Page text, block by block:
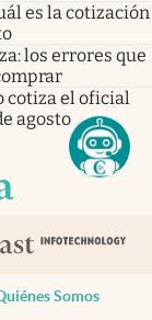
es la cotización
los errores que
cotiza el oficial
agosto
pestaña
nueva pestaña
en nueva pestaña
Somos